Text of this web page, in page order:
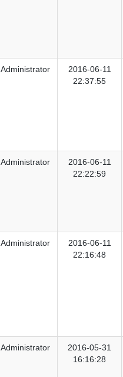
Administrator
2016-06-11
22:37:55
Administrator
2016-06-11
22:22:59
Administrator
2016-06-11
22:16:48
Administrator
2016-05-31
16:16:28